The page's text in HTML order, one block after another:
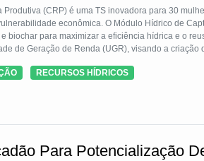
Produtiva (CRP) é uma TS inovadora para 30
econômica. O Módulo Hídrico de
biochar para maximizar a eficiência hídrica e o
de Geração de Renda (UGR), visando a criação
a equidade de gênero. A replicabilidade é
RECURSOS HÍDRICOS
Para Potencialização